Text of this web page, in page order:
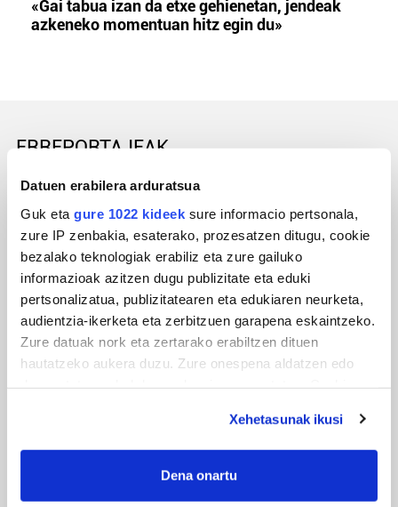
Datuen erabilera arduratsua
Guk eta gure 1022 kideek sure informacio pertsonala,
zure IP zenbakia, esaterako, prozesatzen ditugu, cookie
bezalako teknologiak erabiliz eta zure gailuko
informazioak azitzen dugu publizitate eta eduki
pertsonalizatua, publizitatearen eta edukiaren neurketa,
audientzia-ikerketa eta zerbitzuen garapena eskaintzeko.
Zure datuak nork eta zertarako erabiltzen dituen
hautatzeko aukera duzu. Zure onespena aldatzen edo
If you allow, we would also like to:
Collect information about your geographical
Xehetasunak ikusi
Dena onartu
«Gai tabua izan da etxe gehienetan, jendeak
azkeneko momentuan hitz egin du»
ERREPORTAJEAK
URBIAKO FESTA